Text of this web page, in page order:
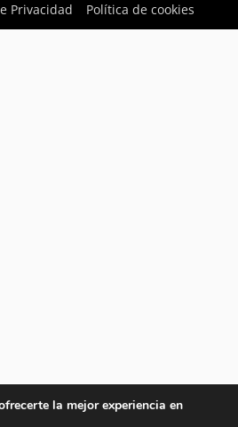
Privacidad Política de cookies
la mejor experiencia en